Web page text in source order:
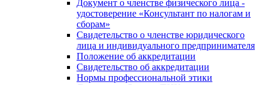
Документ о членстве физического лица -
удостоверение «Консультант по налогам и
сборам»
Свидетельство о членстве юридического
лица и индивидуального предпринимателя
Положение об аккредитации
Свидетельство об аккредитации
Нормы профессиональной этики